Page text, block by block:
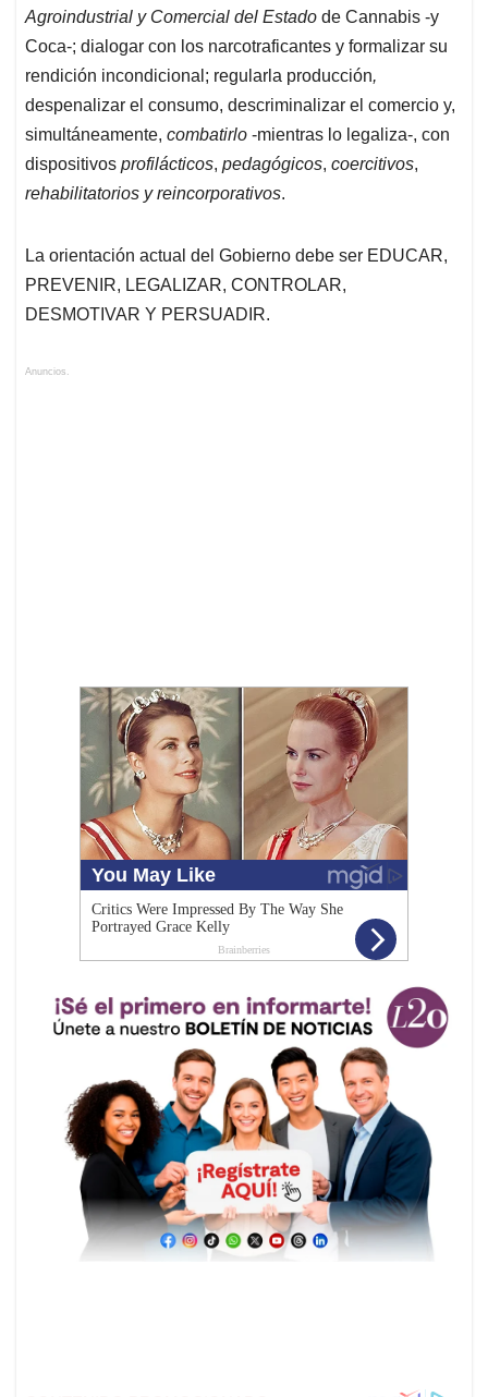
Agroindustrial y Comercial del Estado de Cannabis -y
Coca-; dialogar con los narcotraficantes y formalizar su
rendición incondicional; regularla producción,
despenalizar el consumo, descriminalizar el comercio y,
simultáneamente, combatirlo -mientras lo legaliza-, con
dispositivos profilácticos, pedagógicos, coercitivos,
rehabilitatorios y reincorporativos.
La orientación actual del Gobierno debe ser EDUCAR,
PREVENIR, LEGALIZAR, CONTROLAR,
DESMOTIVAR Y PERSUADIR.
Anuncios.